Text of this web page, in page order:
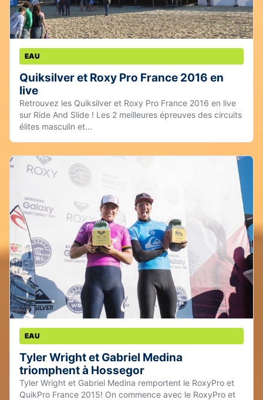
EAU
Quiksilver et Roxy Pro France 2016 en
live
Retrouvez les Quiksilver et Roxy Pro France 2016 en live
sur Ride And Slide ! Les 2 meilleures épreuves des circuits
élites masculin et...
EAU
Tyler Wright et Gabriel Medina
triomphent à Hossegor
Tyler Wright et Gabriel Medina remportent le RoxyPro et
QuikPro France 2015! On commence avec le RoxyPro et